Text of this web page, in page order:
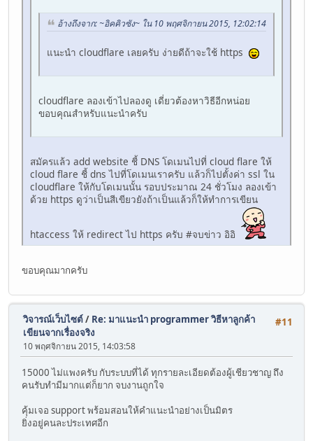
อ้างถึงจาก: ~อิคคิวซัง~ ใน 10 พฤศจิกายน 2015, 12:02:14
แนะนำ cloudflare เลยครับ ง่ายดีถ้าจะใช้ https
cloudflare ลองเข้าไปลองดู เดี่ยวต้องหาวิธีอีกหน่อย
ขอบคุณสำหรับแนะนำครับ
สมัครแล้ว add website ชี้ DNS โดเมนไปที่ cloud flare ให้
cloud flare ชี้ dns ไปที่โดเมนเราครับ แล้วก็ไปตั้งค่า ssl ใน
cloudflare ให้กับโดเมนนั้น รอบประมาณ 24 ชั่วโมง ลองเข้า
ด้วย https ดูว่าเป็นสีเขียวยังถ้าเป็นแล้วก็ให้ทำการเขียน
htaccess ให้ redirect ไป https ครับ #จบข่าว อิอิ
ขอบคุณมากครับ
#11
วิจารณ์เว็บไซต์/ Re: มาแนะนำ programmer วิธีหาลูกค้า
เขียนจากเรื่องจริง
10 พฤศจิกายน 2015, 14:03:58
15000 ไม่แพงครับ กับระบบที่ได้ ทุกรายละเอียดต้องผู้เชียวชาญ ถึง
คนรับทำมีมากแต่ก็ยาก จบงานถูกใจ
คุ้มเจอ support พร้อมสอนให้คำแนะนำอย่างเป็นมิตร
ยิ่งอยู่คนละประเทศอีก